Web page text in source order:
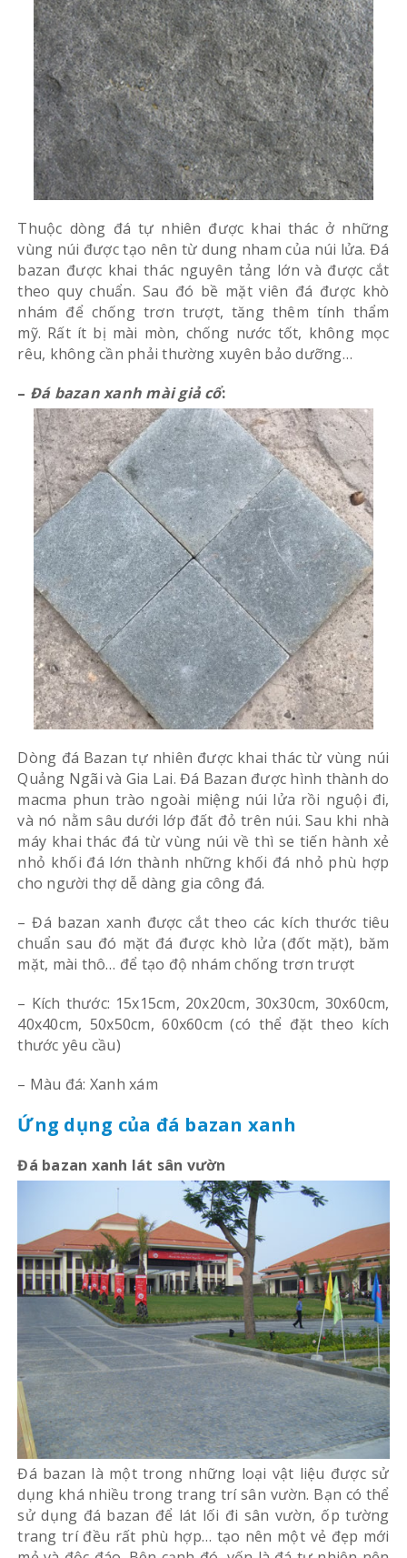
Thuộc dòng đá tự nhiên được khai thác ở những
vùng núi được tạo nên từ dung nham của núi lửa. Đá
bazan được khai thác nguyên tảng lớn và được cắt
theo quy chuẩn. Sau đó bề mặt viên đá được khò
nhám để chống trơn trượt, tăng thêm tính thẩm
mỹ. Rất ít bị mài mòn, chống nước tốt, không mọc
rêu, không cần phải thường xuyên bảo dưỡng…
– Đá bazan xanh mài giả cổ:
Dòng đá Bazan tự nhiên được khai thác từ vùng núi
Quảng Ngãi và Gia Lai. Đá Bazan được hình thành do
macma phun trào ngoài miệng núi lửa rồi nguội đi,
và nó nằm sâu dưới lớp đất đỏ trên núi. Sau khi nhà
máy khai thác đá từ vùng núi về thì se tiến hành xẻ
nhỏ khối đá lớn thành những khối đá nhỏ phù hợp
cho người thợ dễ dàng gia công đá.
– Đá bazan xanh được cắt theo các kích thước tiêu
chuẩn sau đó mặt đá được khò lửa (đốt mặt), băm
mặt, mài thô… để tạo độ nhám chống trơn trượt
– Kích thước: 15x15cm, 20x20cm, 30x30cm, 30x60cm,
40x40cm, 50x50cm, 60x60cm (có thể đặt theo kích
thước yêu cầu)
– Màu đá: Xanh xám
Ứng dụng của đá bazan xanh
Đá bazan xanh lát sân vườn
Đá bazan là một trong những loại vật liệu được sử
dụng khá nhiều trong trang trí sân vườn. Bạn có thể
sử dụng đá bazan để lát lối đi sân vườn, ốp tường
trang trí đều rất phù hợp… tạo nên một vẻ đẹp mới